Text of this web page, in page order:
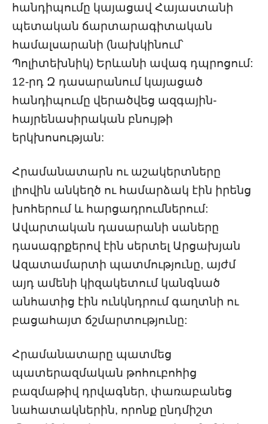
հանդիպումը կայացավ Հայաստանի
պետական ճարտարագիտական
համալսարանի (նախկինում՝
Պոլիտեխնիկ) Երևանի ավագ դպրոցում:
12-րդ Զ դասարանում կայացած
հանդիպումը վերածվեց ազգային-
հայրենասիրական բնույթի
երկխոսության:
Հրամանատարն ու աշակերտները
լիովին անկեղծ ու համարձակ էին իրենց
խոհերում և հարցադրումներում:
Ավարտական դասարանի սաները
դասագրքերով էին սերտել Արցախյան
Ազատամարտի պատմությունը, այժմ
այդ ամենի կիզակետում կանգնած
անհատից էին ունկնդրում գաղտնի ու
բացահայտ ճշմարտությունը:
Հրամանատարը պատմեց
պատերազմական թոհուբոհից
բազմաթիվ դրվագներ, փառաբանեց
նահատակներին, որոնք ընդմիշտ